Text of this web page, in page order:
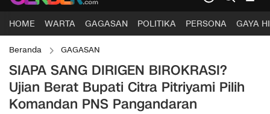
HOME WARTA GAGASAN POLITIKA PERSONA GAYA
Beranda GAGASAN
SIAPA SANG DIRIGEN BIROKRASI?
Ujian Berat Bupati Citra Pitriyami Pilih
Komandan PNS Pangandaran